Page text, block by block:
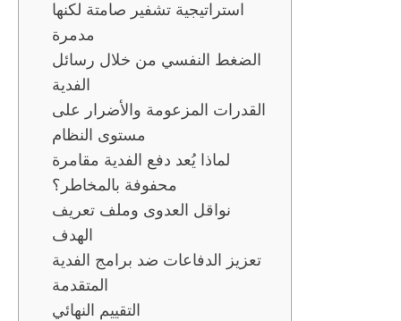
استراتيجية تشفير صامتة لكنها
مدمرة
الضغط النفسي من خلال رسائل
الفدية
القدرات المزعومة والأضرار على
مستوى النظام
لماذا يُعد دفع الفدية مقامرة
محفوفة بالمخاطر؟
نواقل العدوى وملف تعريف
الهدف
تعزيز الدفاعات ضد برامج الفدية
المتقدمة
التقييم النهائي